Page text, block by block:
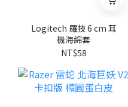
Logitech 羅技 6 cm 耳
機海綿套
NT$58